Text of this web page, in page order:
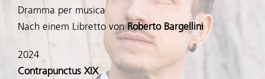
Kompositionen
Dramma per musica
Nach einem Libretto vonRoberto Bargellini
2024
Contrapunctus XIX